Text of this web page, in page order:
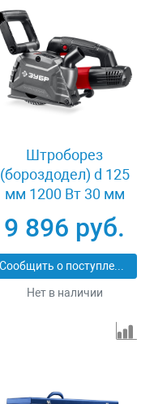
Штроборез
(бороздодел) d 125
мм 1200 Вт 30 мм
Зубр ЗШ-30-1205 Т
9 896 руб.
Сообщить о поступлении
Нет в наличии